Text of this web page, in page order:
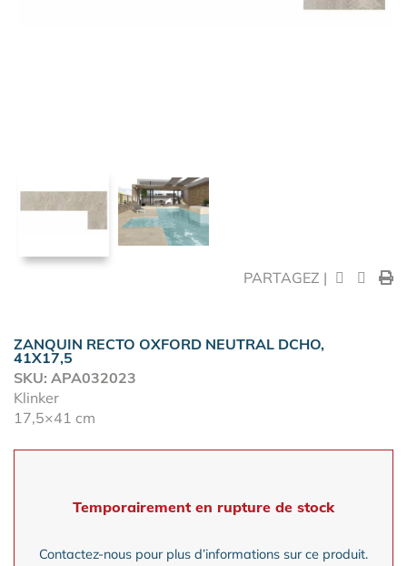
PARTAGEZ |
ZANQUIN RECTO OXFORD NEUTRAL DCHO,
41X17,5
SKU: APA032023
Klinker
17,5×41 cm
Temporairement en rupture de stock
Contactez-nous pour plus d’informations sur ce produit.